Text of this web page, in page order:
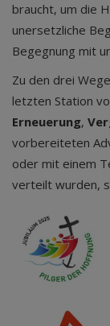
braucht, um die
unersetzliche
Begegnung mit
Zu den drei
letzten Station
Erneuerung,
vorbereiteten
oder mit einem
verteilt wurden,